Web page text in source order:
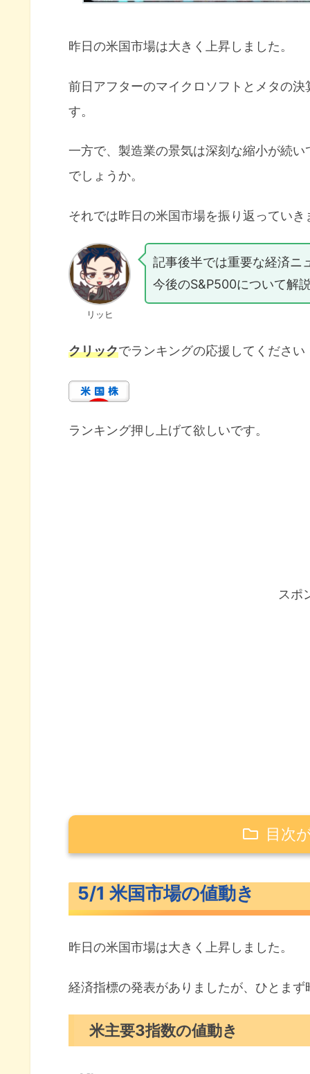
昨日の米国市場は大きく上昇しました。
前日アフターのマイクロソフトとメタの
す。
一方で、製造業の景気は深刻な縮小が続
でしょうか。
それでは昨日の米国市場を振り返っていき
リッヒ
記事後半では重要な経済ニ
今後のS&P500について解
クリックでランキングの応援してください
ランキング押し上げて欲しいです。
スポ
目次
米主要3指数の値動き
S&P500ヒートマップ
セクター別パフォーマンス
S&P500チャート分析
米国市場のトピックス
5/1 米国市場の値動き
昨日の米国市場は大きく上昇しました。
経済指標の発表がありましたが、ひとま
米主要3指数の値動き